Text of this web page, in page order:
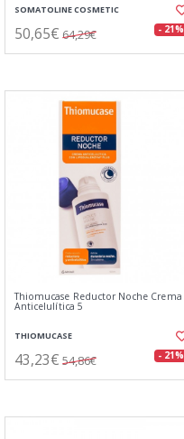
SOMATOLINE COSMETIC
50,65€ 64,29€ - 21%
Thiomucase Reductor Noche Crema
Anticelulítica 5
THIOMUCASE
43,23€ 54,86€ - 21%